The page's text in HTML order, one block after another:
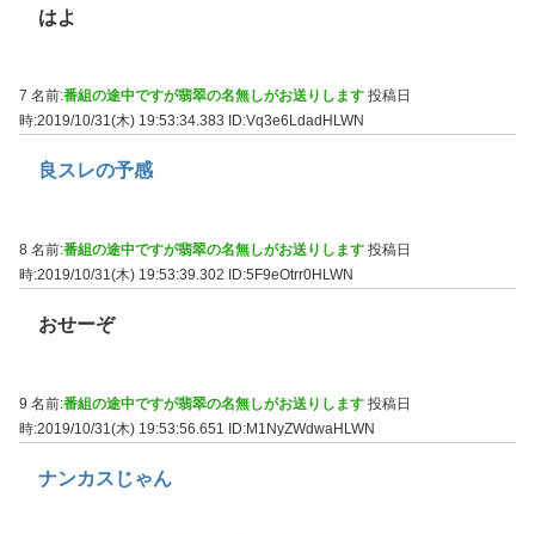
はよ
7 名前:番組の途中ですが翡翠の名無しがお送りします 投稿日
時:2019/10/31(木) 19:53:34.383
ID:Vq3e6LdadHLWN
良スレの予感
8 名前:番組の途中ですが翡翠の名無しがお送りします 投稿日
時:2019/10/31(木) 19:53:39.302
ID:5F9eOtrr0HLWN
おせーぞ
9 名前:番組の途中ですが翡翠の名無しがお送りします 投稿日
時:2019/10/31(木) 19:53:56.651 ID:M1NyZWdwaHLWN
ナンカスじゃん